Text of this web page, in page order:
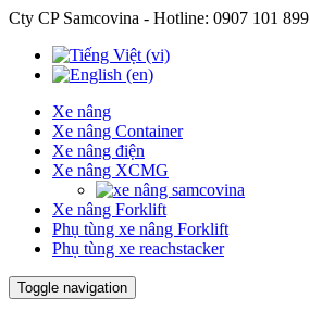
Cty CP Samcovina - Hotline: 0907 101 899
Xe nâng
Xe nâng Container
Xe nâng điện
Xe nâng XCMG
Xe nâng Forklift
Phụ tùng xe nâng Forklift
Phụ tùng xe reachstacker
Toggle navigation